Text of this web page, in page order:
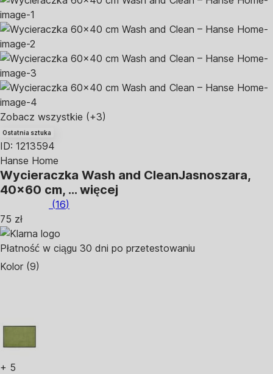
Zobacz wszystkie (+3)
Ostatnia sztuka
ID: 1213594
Hanse Home
Wycieraczka Wash and CleanJasnoszara,
40x60 cm, … więcej
(16)
75 zł
Płatność w ciągu 30 dni po przetestowaniu
Kolor (9)
+ 5